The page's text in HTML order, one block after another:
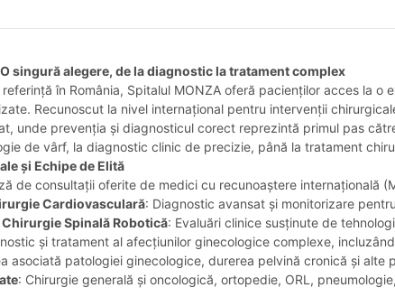
singură alegere, de la diagnostic la tratament complex
în România, Spitalul MONZA oferă pacienților acces la
Recunoscut la nivel internațional pentru intervenții
unde prevenția și diagnosticul corect reprezintă primul pas
de vârf, la diagnostic clinic de precizie, până la tratament
și Echipe de Elită
de consultații oferite de medici cu recunoaștere internațională
Cardiovasculară: Diagnostic avansat și monitorizare
Spinală Robotică: Evaluări clinice susținute de
și tratament al afecțiunilor ginecologice complexe,
asociată patologiei ginecologice, durerea pelvină cronică și
: Chirurgie generală și oncologică, ortopedie, ORL,